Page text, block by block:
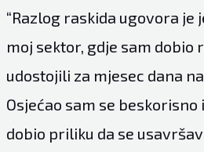
“Razlog raskida ugovora je
moj sektor, gdje sam dobio
udostojili za mjesec dana
Osjećao sam se beskorisno
dobio priliku da se